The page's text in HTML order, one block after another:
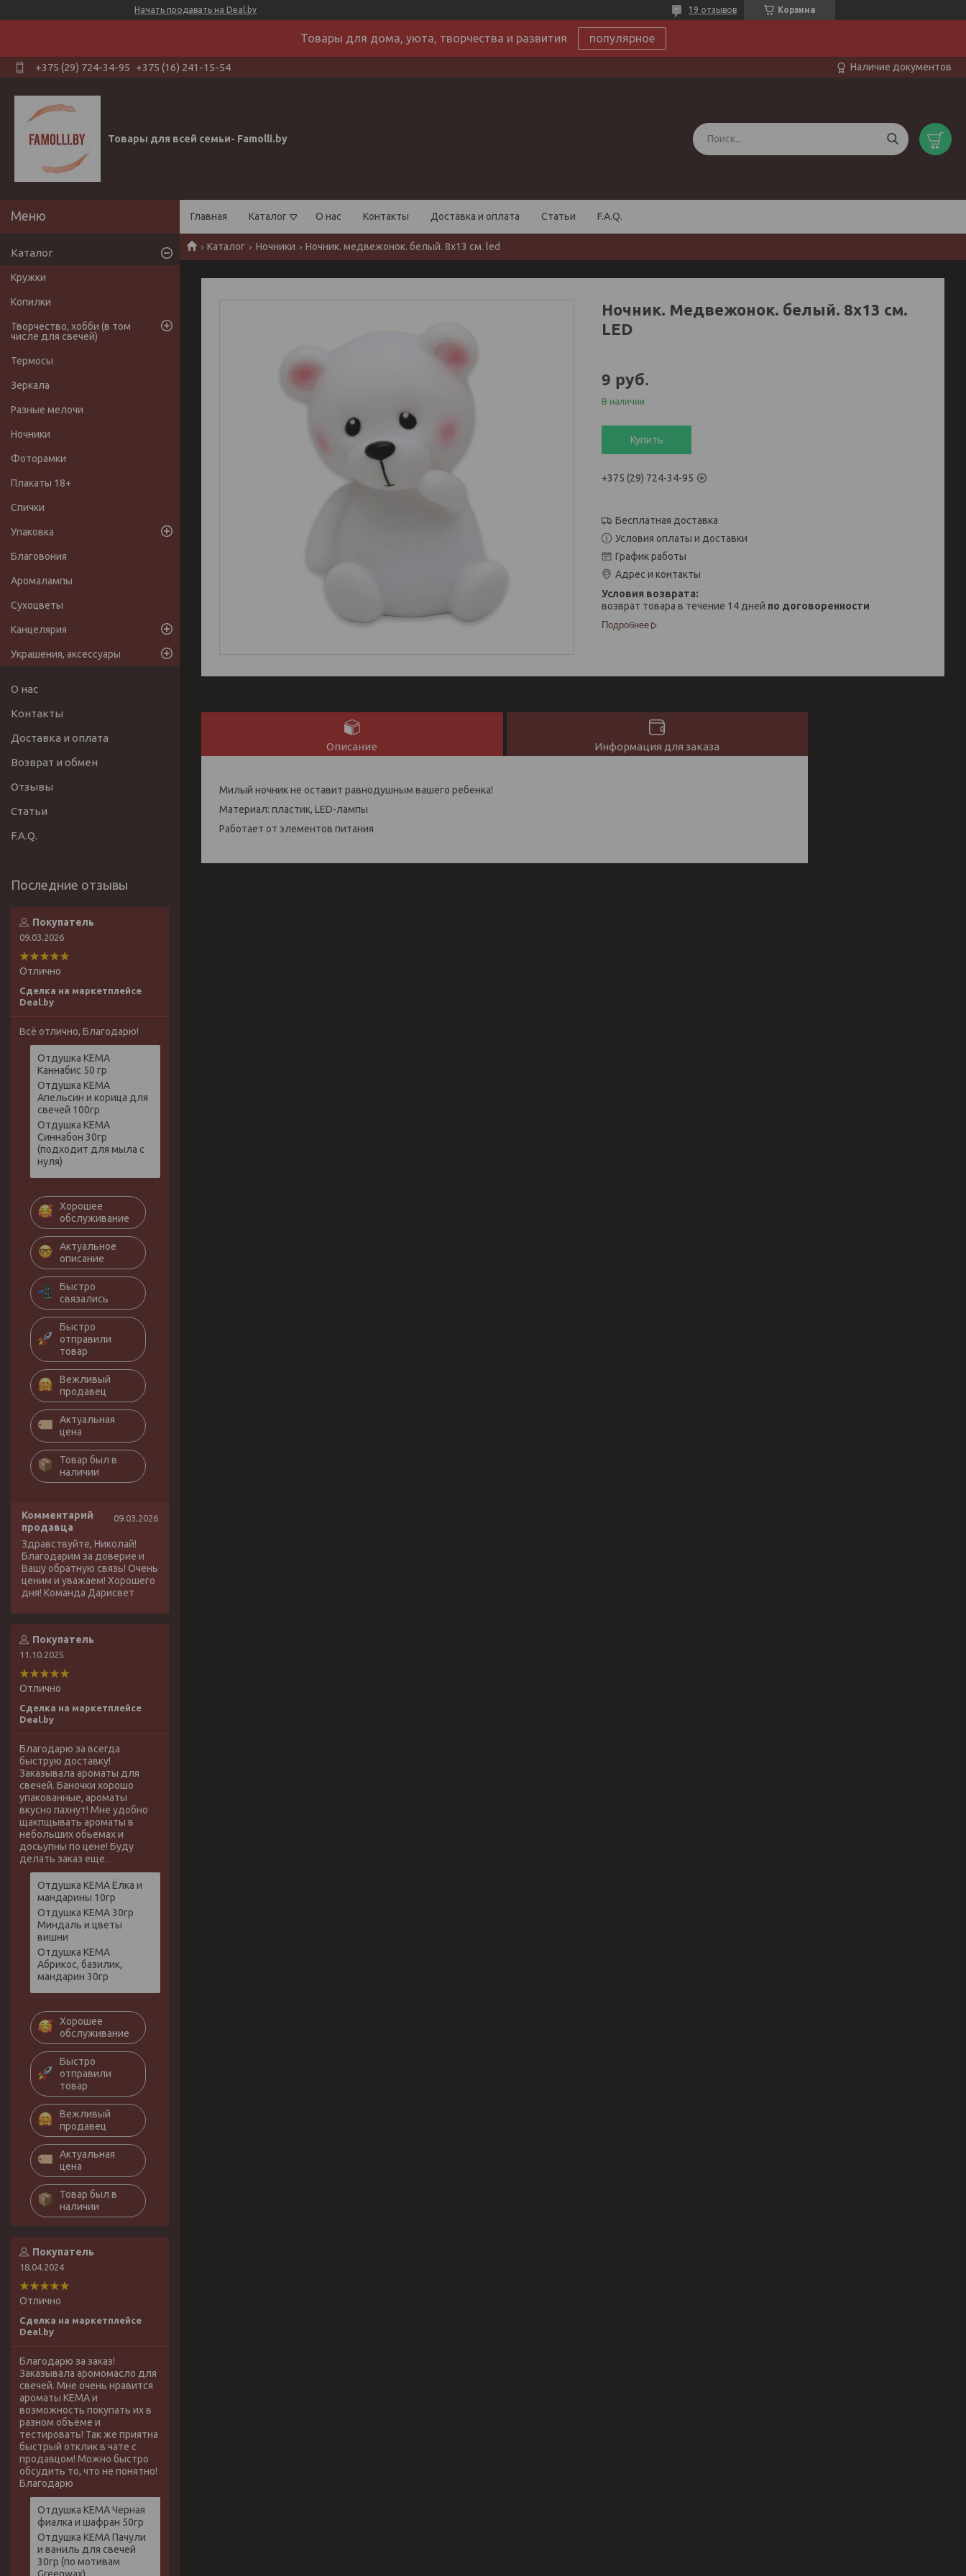
Начать продавать на Deal.by Корзина
19 отзывов
Товары для дома, уюта, творчества и развития популярное
+375 (29) 724-34-95 +375 (16) 241-15-54 Наличие документов
Товары для всей семьи- Famolli.by
Главная Каталог О нас Контакты Доставка и оплата Статьи F.A.Q.
Каталог Ночники Ночник. медвежонок. белый. 8х13 см. led
Ночник. Медвежонок. белый. 8х13 см.
LED
9 руб.
В наличии
Купить
+375 (29) 724-34-95
Бесплатная доставка
Условия оплаты и доставки
График работы
Адрес и контакты
возврат товара в течение 14 дней по договоренности
Подробнее
Описание Информация для заказа
Милый ночник не оставит равнодушным вашего ребенка!
Материал: пластик, LED-лампы
Работает от элементов питания
Каталог
Кружки
Копилки
Творчество, хобби (в том
числе для свечей)
Термосы
Зеркала
Разные мелочи
Ночники
Фоторамки
Плакаты 18+
Спички
Упаковка
Благовония
Аромалампы
Сухоцветы
Канцелярия
Украшения, аксессуары
О нас
Контакты
Доставка и оплата
Возврат и обмен
Отзывы
Статьи
F.A.Q.
Покупатель
09.03.2026
Отлично
Сделка на маркетплейсе
Deal.by
Всё отлично, Благодарю!
Отдушка КЕМА
Каннабис 50 гр
Отдушка КЕМА
Апельсин и корица для
свечей 100гр
Отдушка КЕМА
Синнабон 30гр
(подходит для мыла с
нуля)
Хорошее
обслуживание
Актуальное
описание
Быстро
связались
Быстро
отправили
товар
Вежливый
продавец
Актуальная
цена
Товар был в
наличии
Комментарий
продавца
09.03.2026
Здравствуйте, Николай!
Благодарим за доверие и
Вашу обратную связь! Очень
ценим и уважаем! Хорошего
дня! Команда Дарисвет
Покупатель
11.10.2025
Отлично
Сделка на маркетплейсе
Deal.by
Благодарю за всегда
быструю доставку!
Заказывала ароматы для
свечей. Баночки хорошо
упакованные, ароматы
вкусно пахнут! Мне удобно
щакпщывать ароматы в
небольших обьемах и
досьупны по цене! Буду
делать заказ еще.
Отдушка КЕМА Ёлка и
мандарины 10гр
Отдушка КЕМА 30гр
Миндаль и цветы
вишни
Отдушка КЕМА
Абрикос, базилик,
мандарин 30гр
Хорошее
обслуживание
Быстро
отправили
товар
Вежливый
продавец
Актуальная
цена
Товар был в
наличии
Покупатель
18.04.2024
Отлично
Сделка на маркетплейсе
Deal.by
Благодарю за заказ!
Заказывала аромомасло для
свечей. Мне очень нравится
ароматы КЕМА и
возможность покупать их в
разном объёме и
тестировать! Так же приятна
быстрый отклик в чате с
продавцом! Можно быстро
обсудить то, что не понятно!
Благодарю
Отдушка КЕМА Черная
фиалка и шафран 50гр
Отдушка КЕМА Пачули
и ваниль для свечей
30гр (по мотивам